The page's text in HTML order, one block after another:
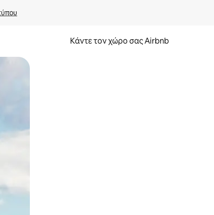
Κάντε τον χώρο σας Airbnb
εξερευνήσετε με την αφή ή να τη σύρετε με τα δάχτυλα.